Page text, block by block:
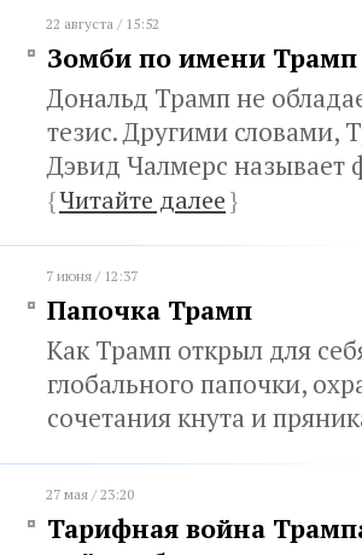
22 августа / 15:52
Зомби по имени Трамп
Дональд Трамп не
тезис. Другими словами,
Дэвид Чалмерс
{Читайте далее}
7 июня / 12:37
Папочка Трамп
Как Трамп открыл для
глобального папочки,
сочетания кнута и
27 мая / 23:20
Тарифная война